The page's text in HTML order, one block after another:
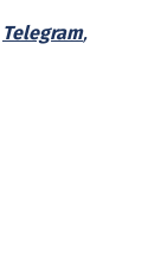
Telegram,